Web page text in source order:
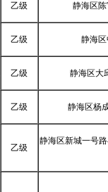
乙级 静海区
乙级 静海
乙级 静海区大
乙级 静海区杨
乙级
静海区新城一号